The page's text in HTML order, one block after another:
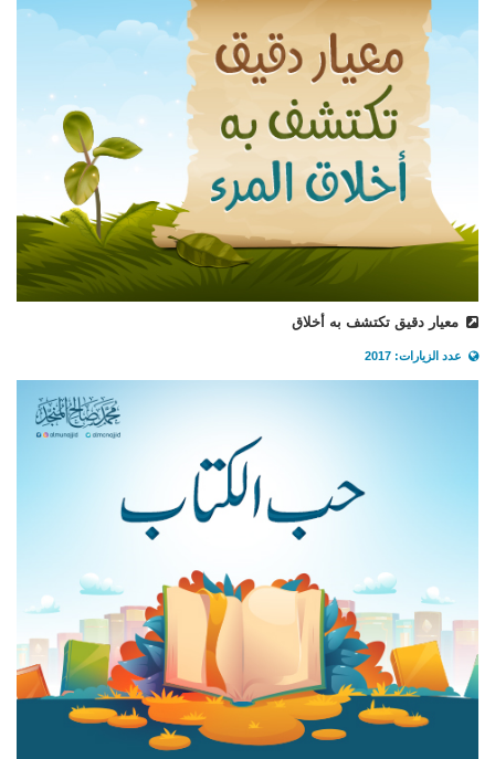
معيار دقيق تكتشف به أخلاق
عدد الزيارات: 2017